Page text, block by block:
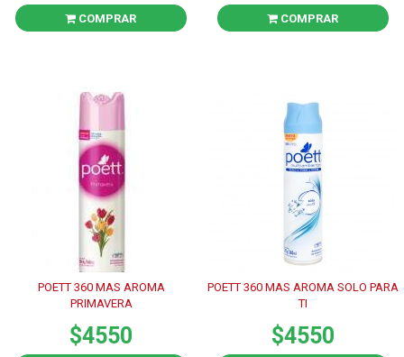
COMPRAR COMPRAR
POETT 360 MAS AROMA
PRIMAVERA
$4550
POETT 360 MAS AROMA SOLO PARA
TI
$4550